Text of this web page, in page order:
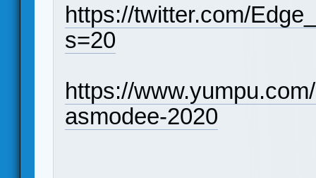
https://twitter.com/
s=20
https://
asmodee-2020